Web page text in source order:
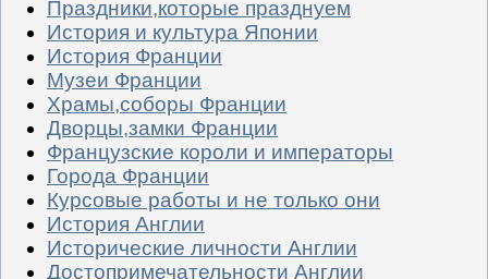
Праздники,которые празднуем
История и культура Японии
История Франции
Музеи Франции
Храмы,соборы Франции
Дворцы,замки Франции
Французские короли и императоры
Города Франции
Курсовые работы и не только они
История Англии
Исторические личности Англии
Достопримечательности Англии